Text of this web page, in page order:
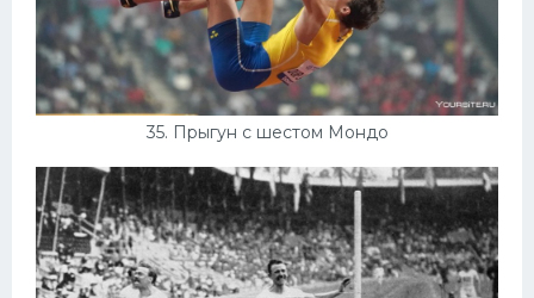
35. Прыгун с шестом Мондо